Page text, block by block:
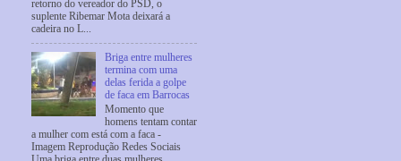
retorno do vereador do PSD, o
suplente Ribemar Mota deixará a
cadeira no L...
Briga entre mulheres
termina com uma
delas ferida a golpe
de faca em Barrocas
Momento que
homens tentam contar
a mulher com está com a faca -
Imagem Reprodução Redes Sociais